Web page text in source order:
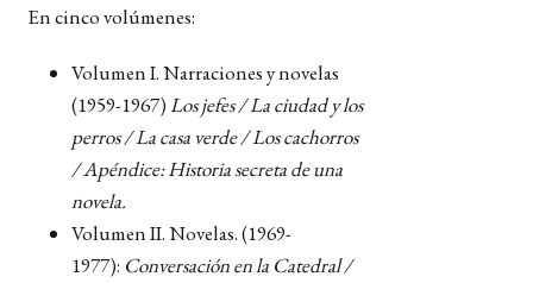
En cinco volúmenes:
Volumen I. Narraciones y novelas
(1959-1967)Los jefes / La ciudad y los
perros / La casa verde / Los cachorros
/ Apéndice: Historia secreta de una
novela.
Volumen II. Novelas. (1969-
1977): Conversación en la Catedral /